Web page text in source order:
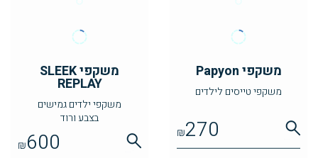
משקפי Papyon
משקפי טייסים לילדים
₪270
משקפי SLEEK
REPLAY
משקפי ילדים גמישים
בצבע ורוד
₪600